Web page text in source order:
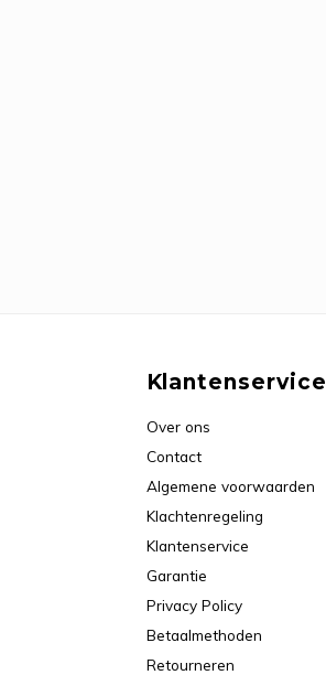
Klantenservice
Over ons
Contact
Algemene voorwaarden
Klachtenregeling
Klantenservice
Garantie
Privacy Policy
Betaalmethoden
Retourneren